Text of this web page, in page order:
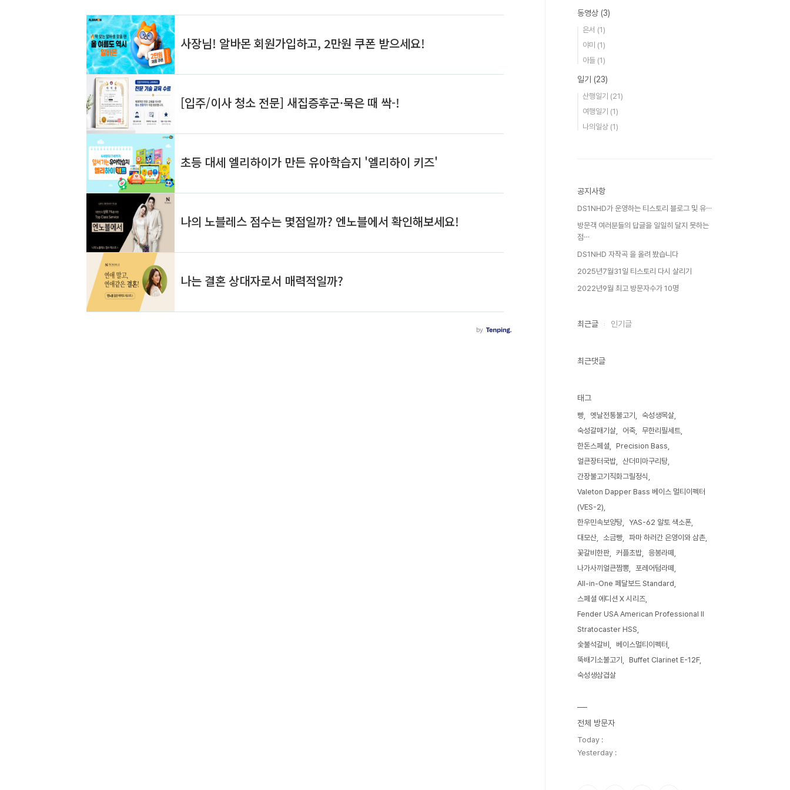
동영상 (3)
은서 (1)
야미 (1)
아들 (1)
일기 (23)
산행일기 (21)
여행일기 (1)
나의일상 (1)
공지사항
DS1NHD가 운영하는 티스토리 블로그 및 유⋯
방문객 여러분들의 답글을 일일히 달지 못하는
점⋯
DS1NHD 자작곡 을 올려 봤습니다
2025년7월31일 티스토리 다시 살리기
2022년9월 최고 방문자수가 10명
최근글 인기글
최근댓글
태그
빵 옛날전통불고기
숙성생목살
숙성갈매기살
어죽
무한리필세트
한돈스페셜
Precision Bass
얼큰장터국밥
산더미마구리탕
간장불고기직화그릴정식
Valeton Dapper Bass 베이스 멀티이펙터
(VES-2)
한우민속보양탕
YAS-62 알토 색소폰
대모산
소금빵
파마 하러간 은영이와 삼촌
꽃갈비한판
커플초밥
응봉라떼
나가사끼얼큰짬뽕
포레어텀라떼
All-in-One 페달보드 Standard
스페셜 에디션 X 시리즈
Fender USA American Professional II
Stratocaster HSS
숯불석갈비
베이스멀티이펙터
뚝배기소불고기
Buffet Clarinet E-12F
숙성생삼겹살
전체 방문자
Today :
Yesterday :